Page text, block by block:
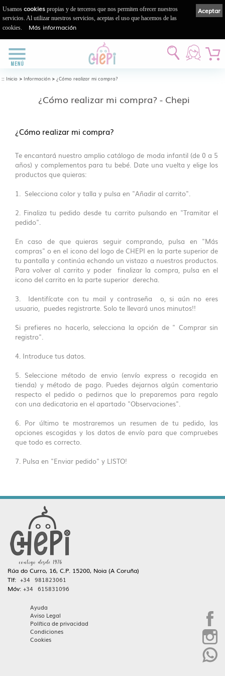
:: Inicio > Información > ¿Cómo realizar mi compra?
¿Cómo realizar mi compra? - Chepi
¿Cómo realizar mi compra?
Te encantará nuestro amplio catálogo de moda infantil (de 0 a 5
años) y complementos para tu bebé. Date una vuelta y elige los
productos que quieras:
1. Selecciona color y talla y pulsa en "Añadir al carrito".
2. Finaliza tu pedido desde tu carrito pulsando en "Tramitar el
pedido".
En caso de que quieras seguir comprando, pulsa en "Más
compras" o en el icono del logo de CHEPI en la parte superior de
tu pantalla y continúa echando un vistazo a nuestros productos.
Para volver al carrito y poder finalizar la compra, pulsa en el
icono del carrito en la parte superior derecha.
3. Identifícate con tu mail y contraseña o, si aún no eres
usuario, puedes registrarte. Solo te llevará unos minutos!!
Si prefieres no hacerlo, selecciona la opción de " Comprar sin
registro".
4. Introduce tus datos.
5. Seleccione método de envio (envío express o recogida en
tienda) y método de pago. Puedes dejarnos algún comentario
respecto el pedido o pedirnos que lo preparemos para regalo
con una dedicatoria en el apartado "Observaciones".
6. Por último te mostraremos un resumen de tu pedido, las
opciones escogidas y los datos de envío para que compruebes
que todo es correcto.
7. Pulsa en "Enviar pedido" y LISTO!
Rúa do Curro, 16, C.P. 15200, Noia (A Coruña)
Tlf: +34 981823061
Móv: +34 615831096
Ayuda
Aviso Legal
Política de privacidad
Condiciones
Cookies
Aceptar
Usamos cookies propias y de terceros que nos permiten ofrecer nuestros
servicios. Al utilizar nuestros servicios, aceptas el uso que hacemos de las
cookies.
Más información